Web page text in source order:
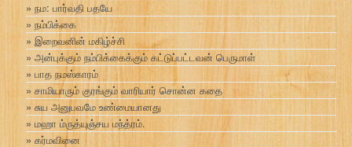
நம: பார்வதி பதயே
நம்பிக்கை
இறைவனின் மகிழ்ச்சி
அன்புக்கும் நம்பிக்கைக்கும் கட்டுப்பட்டவன் பெருமாள்
பாத நமஸ்காரம்
சாமியாரும் குரங்கும் வாரியார் சொன்ன கதை
சுய அனுபவமே உண்மையானது
மஹா ம்ருத்யுஞ்சய மந்த்ரம்.
கர்மவினை